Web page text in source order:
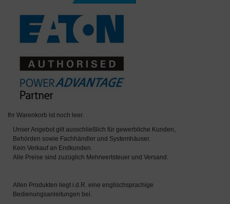
Ihr Warenkorb ist noch leer.
Unser Angebot gilt ausschließlich für gewerbliche Kunden,
Behörden sowie Fachhändler und Systemhäuser.
Kein Verkauf an Endkunden.
Alle Preise sind zuzüglich Mehrwertsteuer und Versand.
Allen Produkten liegt i.d.R. eine englischsprachige
Bedienungsanleitungen bei.